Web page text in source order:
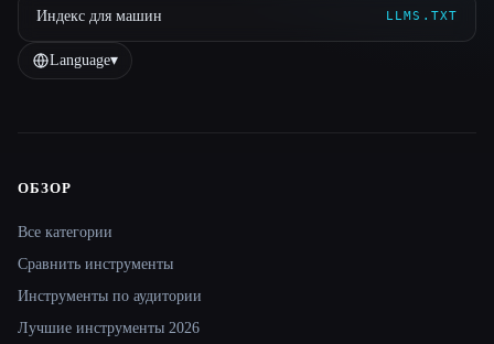
Индекс для машин LLMS.TXT
Language▾
Site navigation
ОБЗОР
Все категории
Сравнить инструменты
Инструменты по аудитории
Лучшие инструменты 2026